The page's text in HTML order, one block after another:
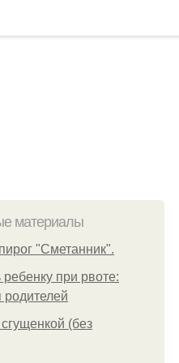
материалы
"Сметанник".
ребенку при рвоте:
родителей
(без